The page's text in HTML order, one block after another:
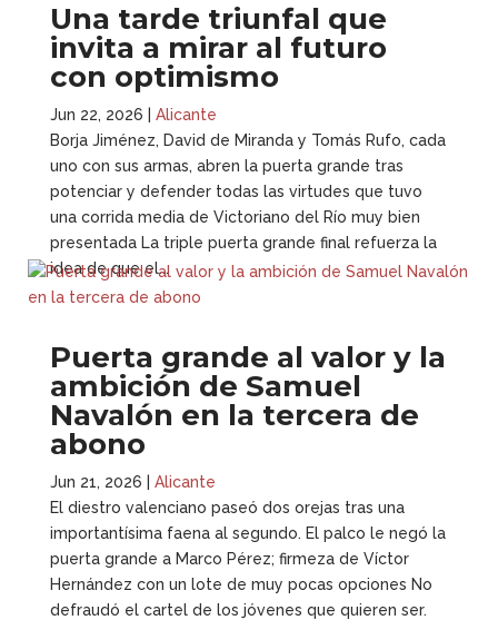
Una tarde triunfal que
invita a mirar al futuro
con optimismo
Jun 22, 2026
Alicante
Borja Jiménez, David de Miranda y Tomás Rufo, cada
uno con sus armas, abren la puerta grande tras
potenciar y defender todas las virtudes que tuvo
una corrida media de Victoriano del Río muy bien
presentada La triple puerta grande final refuerza la
idea de que el...
Puerta grande al valor y la
ambición de Samuel
Navalón en la tercera de
abono
Jun 21, 2026
Alicante
El diestro valenciano paseó dos orejas tras una
importantísima faena al segundo. El palco le negó la
puerta grande a Marco Pérez; firmeza de Víctor
Hernández con un lote de muy pocas opciones No
defraudó el cartel de los jóvenes que quieren ser.